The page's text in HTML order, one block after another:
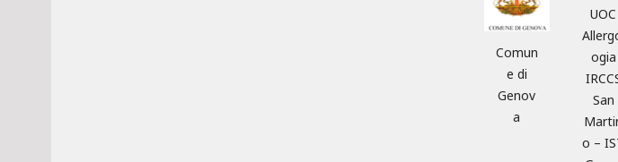
Comun
e di
Genov
a
UOC
ogia
San
o –